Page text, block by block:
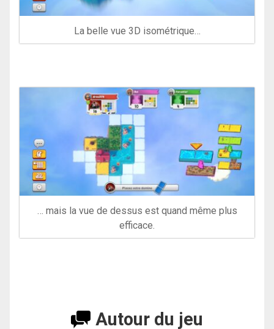
La belle vue 3D isométrique…
… mais la vue de dessus est quand même plus
efficace.
Autour du jeu